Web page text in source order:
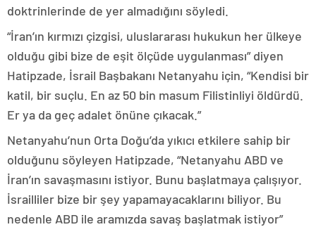
doktrinlerinde de yer almadığını söyledi.
“İran’ın kırmızı çizgisi, uluslararası hukukun her ülkeye
olduğu gibi bize de eşit ölçüde uygulanması” diyen
Hatipzade, İsrail Başbakanı Netanyahu için, “Kendisi bir
katil, bir suçlu. En az 50 bin masum Filistinliyi öldürdü.
Er ya da geç adalet önüne çıkacak.”
Netanyahu’nun Orta Doğu’da yıkıcı etkilere sahip bir
olduğunu söyleyen Hatipzade, “Netanyahu ABD ve
İran’ın savaşmasını istiyor. Bunu başlatmaya çalışıyor.
İsrailliler bize bir şey yapamayacaklarını biliyor. Bu
nedenle ABD ile aramızda savaş başlatmak istiyor”